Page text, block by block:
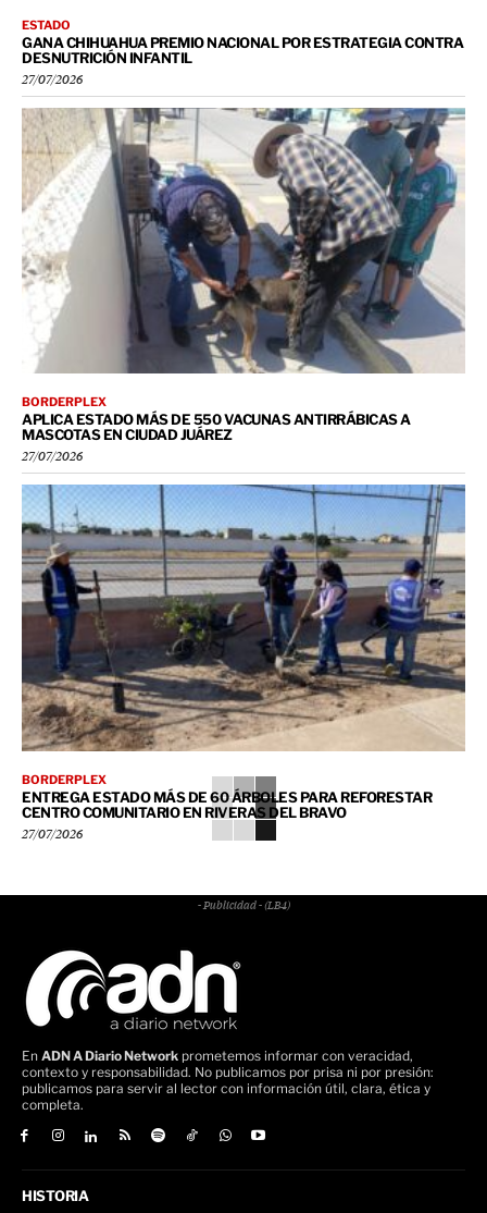
ESTADO
GANA CHIHUAHUA PREMIO NACIONAL POR ESTRATEGIA CONTRA
DESNUTRICIÓN INFANTIL
27/07/2026
BORDERPLEX
APLICA ESTADO MÁS DE 550 VACUNAS ANTIRRÁBICAS A
MASCOTAS EN CIUDAD JUÁREZ
27/07/2026
BORDERPLEX
ENTREGA ESTADO MÁS DE 60 ÁRBOLES PARA REFORESTAR
CENTRO COMUNITARIO EN RIVERAS DEL BRAVO
27/07/2026
- Publicidad - (LB4)
En ADN A Diario Network prometemos informar con veracidad,
contexto y responsabilidad. No publicamos por prisa ni por presión:
publicamos para servir al lector con información útil, clara, ética y
completa.
HISTORIA